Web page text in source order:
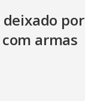
por
armas